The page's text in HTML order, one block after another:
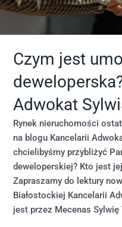
Czym jest
Adwokat
Rynek nieruchomości
na blogu Kancelarii
chcielibyśmy przybliżyć
deweloperskiej? Kto jest
Zapraszamy do lektury
Białostockiej Kancelarii
jest przez Mecenas